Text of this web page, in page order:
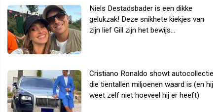
Niels Destadsbader is een dikke
gelukzak! Deze snikhete kiekjes van
zijn lief Gill zijn het bewijs...
Cristiano Ronaldo showt autocollectie
die tientallen miljoenen waard is (en hij
weet zelf niet hoeveel hij er heeft)